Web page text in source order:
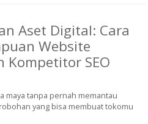
Aset Digital: Cara
Website
Kompetitor SEO
maya tanpa pernah memantau
yang bisa membuat tokomu